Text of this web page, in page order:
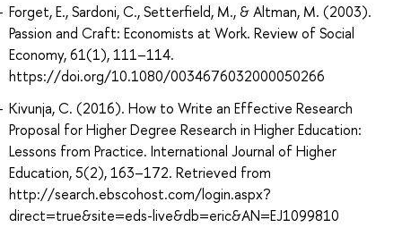
Forget, E., Sardoni, C., Setterfield, M., & Altman, M. (2003).
Passion and Craft: Economists at Work. Review of Social
Economy, 61(1), 111–114.
https://doi.org/10.1080/0034676032000050266
Kivunja, C. (2016). How to Write an Effective Research
Proposal for Higher Degree Research in Higher Education:
Lessons from Practice. International Journal of Higher
Education, 5(2), 163–172. Retrieved from
http://search.ebscohost.com/login.aspx?
direct=true&site=eds-live&db=eric&AN=EJ1099810